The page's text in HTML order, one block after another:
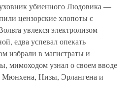
убиенного Людовика —
цензорские хлопоты с
увлекся электролизом
едва успевал опекать
избрали в магистраты и
мимоходом узнал о своем вводе
Мюнхена, Низы, Эрлангена и